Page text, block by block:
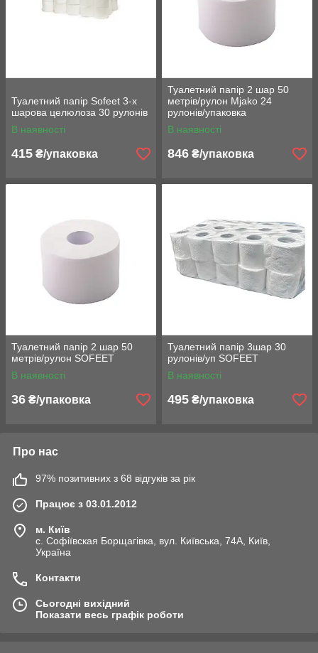
Туалетний папір Sofeet 3-х
шарова целюлоза 30 рулонів
В наявності
415 ₴/упаковка
Туалетний папір 2 шар 50
метрів/рулон Mjako 24
рулонів/упаковка
В наявності
846 ₴/упаковка
Туалетний папір 2 шар 50
метрів/рулон SOFEET
В наявності
36 ₴/упаковка
Туалетний папір 3шар 30
рулонів/уп SOFEET
В наявності
495 ₴/упаковка
Про нас
97% позитивних з 68 відгуків за рік
Працює з 03.01.2012
м. Київ
с. Софіївская Борщагівка, вул. Київська, 74А, Київ,
Україна
Контакти
Сьогодні вихідний
Показати весь графік роботи